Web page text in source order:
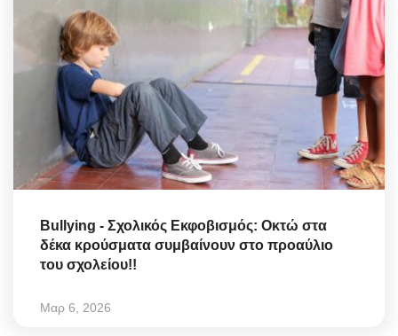
Bullying - Σχολικός Εκφοβισμός: Οκτώ στα
δέκα κρούσματα συμβαίνουν στο προαύλιο
του σχολείου!!
Μαρ 6, 2026